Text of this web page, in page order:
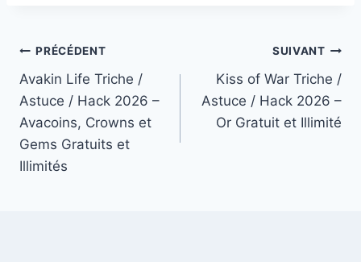
Navigation
de
l’article
PRÉCÉDENT
Avakin Life Triche /
Astuce / Hack 2026 –
Avacoins, Crowns et
Gems Gratuits et
Illimités
SUIVANT
Kiss of War Triche /
Astuce / Hack 2026 –
Or Gratuit et Illimité